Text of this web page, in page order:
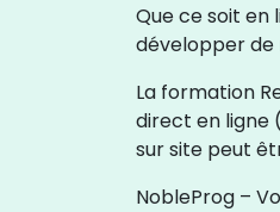
Que ce soit
développer de
La formation
direct en ligne
sur site peut
NobleProg –